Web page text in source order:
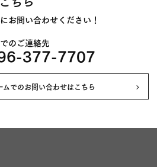
お問い合わせください！
のご連絡先
377-7707
ムでのお問い合わせはこちら